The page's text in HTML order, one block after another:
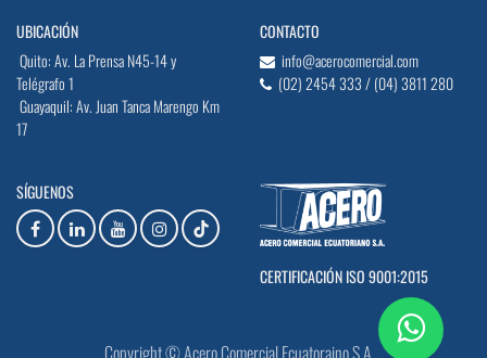
UBICACIÓN
Quito: Av. La Prensa N45-14 y
Telégrafo 1
Guayaquil: Av. Juan Tanca Marengo Km
17
CONTACTO
info@acerocomercial.com
(02) 2454 333 / (04) 3811 280
SÍGUENOS
CERTIFICACIÓN ISO 9001:2015